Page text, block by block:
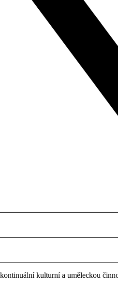
kulturní a uměleckou